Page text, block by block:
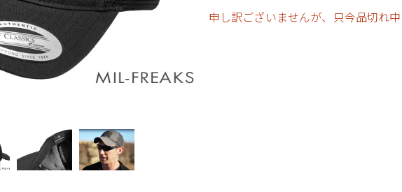
申し訳ございませんが、只今品切れ中